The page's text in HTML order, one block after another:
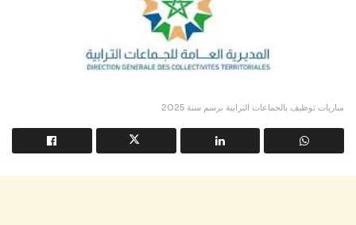
مباريات توظيف بالجماعات الترابية برسم سنة 2025